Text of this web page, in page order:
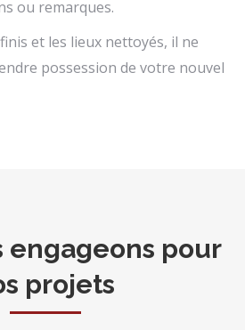
ou remarques.
et les lieux nettoyés, il ne
possession de votre nouvel
engageons pour
projets